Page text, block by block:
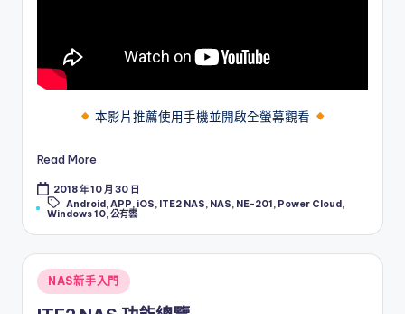
本影片推薦使用手機並開啟全螢幕觀看
Read More
2018 年 10 月 30 日
Tags:Android, APP iOS ITE2 NAS NAS NE-201 Power Cloud,
Windows 10,公有雲
Posted
in
NAS新手入門